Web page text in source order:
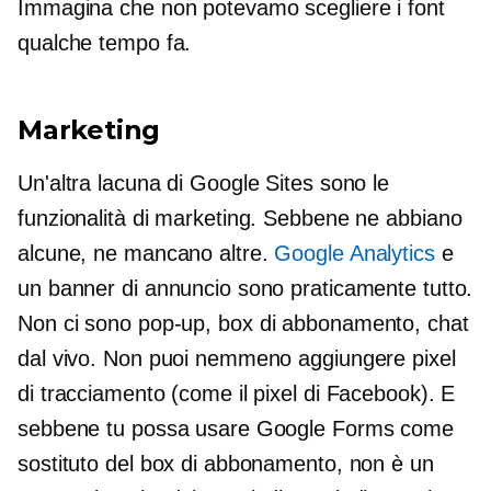
Immagina che non potevamo scegliere i font
qualche tempo fa.
Marketing
Un'altra lacuna di Google Sites sono le
funzionalità di marketing. Sebbene ne abbiano
alcune, ne mancano altre. Google Analyticse
un banner di annuncio sono praticamente tutto.
Non ci sono pop-up, box di abbonamento, chat
dal vivo. Non puoi nemmeno aggiungere pixel
di tracciamento (come il pixel di Facebook). E
sebbene tu possa usare Google Forms come
sostituto del box di abbonamento, non è un